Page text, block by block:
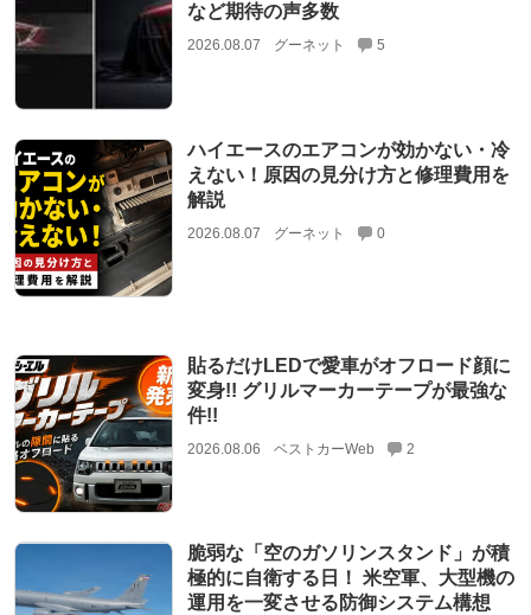
など期待の声多数
2026.08.07 グーネット 5
ハイエースのエアコンが効かない・冷
えない！原因の見分け方と修理費用を
解説
2026.08.07 グーネット 0
貼るだけLEDで愛車がオフロード顔に
変身!! グリルマーカーテープが最強な
件!!
2026.08.06 ベストカーWeb 2
脆弱な「空のガソリンスタンド」が積
極的に自衛する日！ 米空軍、大型機の
運用を一変させる防御システム構想